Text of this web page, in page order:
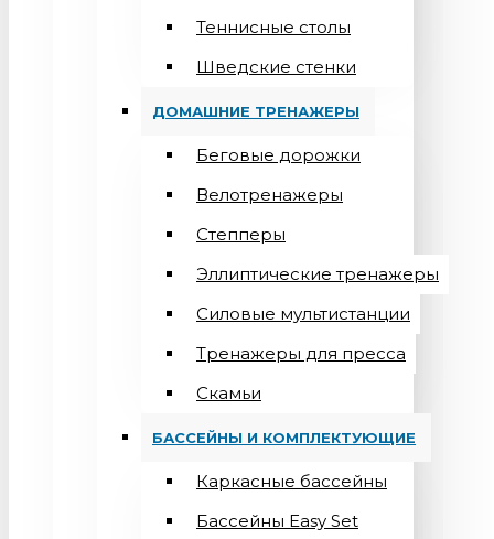
Теннисные столы
Шведские стенки
ДОМАШНИЕ ТРЕНАЖЕРЫ
Беговые дорожки
Велотренажеры
Степперы
Эллиптические тренажеры
Силовые мультистанции
Тренажеры для пресса
Скамьи
БАССЕЙНЫ И КОМПЛЕКТУЮЩИЕ
Каркасные бассейны
Бассейны Easy Set